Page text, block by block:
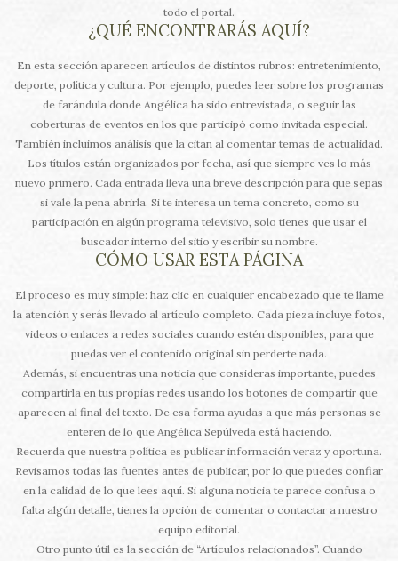
todo el portal.
¿QUÉ ENCONTRARÁS AQUÍ?
En esta sección aparecen artículos de distintos rubros: entretenimiento,
deporte, política y cultura. Por ejemplo, puedes leer sobre los programas
de farándula donde Angélica ha sido entrevistada, o seguir las
coberturas de eventos en los que participó como invitada especial.
También incluimos análisis que la citan al comentar temas de actualidad.
Los títulos están organizados por fecha, así que siempre ves lo más
nuevo primero. Cada entrada lleva una breve descripción para que sepas
si vale la pena abrirla. Si te interesa un tema concreto, como su
participación en algún programa televisivo, solo tienes que usar el
buscador interno del sitio y escribir su nombre.
CÓMO USAR ESTA PÁGINA
El proceso es muy simple: haz clic en cualquier encabezado que te llame
la atención y serás llevado al artículo completo. Cada pieza incluye fotos,
videos o enlaces a redes sociales cuando estén disponibles, para que
puedas ver el contenido original sin perderte nada.
Además, si encuentras una noticia que consideras importante, puedes
compartirla en tus propias redes usando los botones de compartir que
aparecen al final del texto. De esa forma ayudas a que más personas se
enteren de lo que Angélica Sepúlveda está haciendo.
Recuerda que nuestra política es publicar información veraz y oportuna.
Revisamos todas las fuentes antes de publicar, por lo que puedes confiar
en la calidad de lo que lees aquí. Si alguna noticia te parece confusa o
falta algún detalle, tienes la opción de comentar o contactar a nuestro
equipo editorial.
Otro punto útil es la sección de “Artículos relacionados”. Cuando